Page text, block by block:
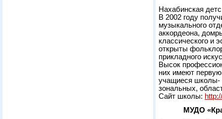
Нахабинская
В 2002 году
музыкального
аккордеона,
классического и
открыты
прикладного
Высок
них имеют
учащиеся школы-
зональных,
Сайт школы:
МУДО